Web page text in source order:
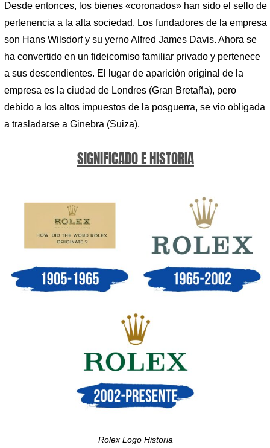
Desde entonces, los bienes «coronados» han sido el sello de
pertenencia a la alta sociedad. Los fundadores de la empresa
son Hans Wilsdorf y su yerno Alfred James Davis. Ahora se
ha convertido en un fideicomiso familiar privado y pertenece
a sus descendientes. El lugar de aparición original de la
empresa es la ciudad de Londres (Gran Bretaña), pero
debido a los altos impuestos de la posguerra, se vio obligada
a trasladarse a Ginebra (Suiza).
SIGNIFICADO E HISTORIA
Rolex Logo Historia